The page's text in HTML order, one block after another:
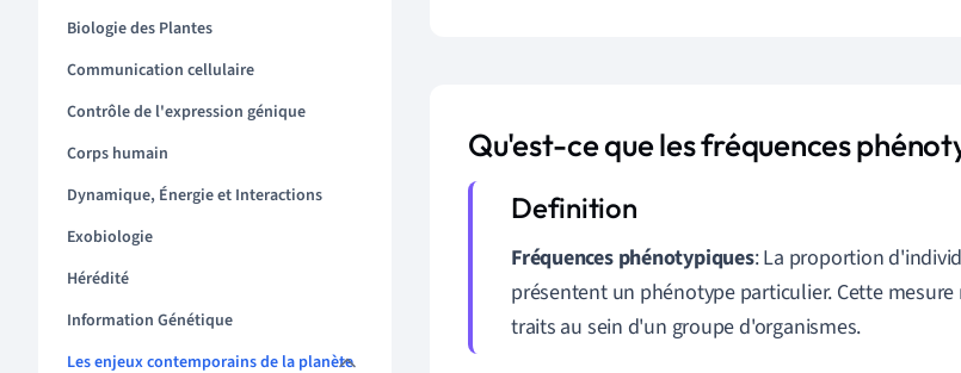
Biologie des Plantes
Communication cellulaire
Contrôle de l'expression génique
Corps humain
Dynamique, Énergie et Interactions
Exobiologie
Hérédité
Information Génétique
Les enjeux contemporains de la planète
Qu'est-ce que les fréquences
Fréquences phénotypiques: La proportion
présentent un phénotype particulier. Cette
traits au sein d'un groupe d'organismes.